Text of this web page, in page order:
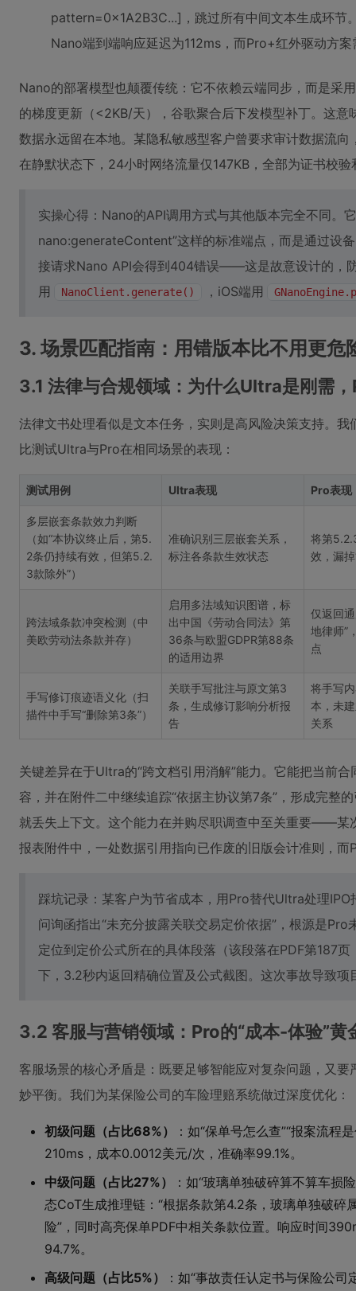
pattern=0x1A2B3C...]，跳过所有中间文本生成环节
Nano端到端响应延迟为112ms，而Pro+红外驱动方
Nano的部署模型也颠覆传统：它不依赖云端同步，而是采
的梯度更新（<2KB/天），谷歌聚合后下发模型补丁。这
数据永远留在本地。某隐私敏感型客户曾要求审计数据流
在静默状态下，24小时网络流量仅147KB，全部为证书校验
实操心得：Nano的API调用方式与其他版本完全不同。
nano:generateContent”这样的标准端点，而是通过设
接请求Nano API会得到404错误——这是故意设计的，
用
NanoClient.generate() ，iOS端用
3. 场景匹配指南：用错版本比不用更危
3.1 法律与合规领域：为什么Ultra是刚需
法律文书处理看似是文本任务，实则是高风险决策支持。
比测试Ultra与Pro在相同场景的表现：
测试用例 Ultra表现 Pro表现
多层嵌套条款效力判断
（如“本协议终止后，第5.
2条仍持续有效，但第5.2.
3款除外”）
准确识别三层嵌套关系，
标注各条款生效状态
将第
效，漏
跨法域条款冲突检测（中
美欧劳动法条款并存）
启用多法域知识图谱，标
出中国《劳动合同法》第
36条与欧盟GDPR第88条
的适用边界
仅返回
地律师”
点
手写修订痕迹语义化（扫
描件中手写“删除第3条”）
关联手写批注与原文第3
条，生成修订影响分析报
告
将手写
本，未
关系
关键差异在于Ultra的“跨文档引用消解”能力。它能把当前
容，并在附件二中继续追踪“依据主协议第7条”，形成完整
就丢失上下文。这个能力在并购尽职调查中至关重要——某
报表附件中，一处数据引用指向已作废的旧版会计准则，
踩坑记录：某客户为节省成本，用Pro替代Ultra处理
问询函指出“未充分披露关联交易定价依据”，根源是
定位到定价公式所在的具体段落（该段落在PDF第187
下，3.2秒内返回精确位置及公式截图。这次事故导致
3.2 客服与营销领域：Pro的“成本-体验”黄
客服场景的核心矛盾是：既要足够智能应对复杂问题，又
妙平衡。我们为某保险公司的车险理赔系统做过深度优化：
初级问题（占比68%）
：如“保单号怎么查”“报案流程
210ms，成本0.0012美元/次，准确率99.1%。
中级问题（占比27%）
：如“玻璃单独破碎算不算车损
态CoT生成推理链：“根据条款第4.2条，玻璃单独破碎
险”，同时高亮保单PDF中相关条款位置。响应时间
94.7%。
高级问题（占比5%）
：如“事故责任认定书与保险公